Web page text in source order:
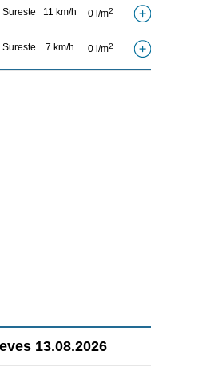
Sureste 11 km/h 0 l/m2
Sureste 7 km/h 0 l/m2
13.08.2026